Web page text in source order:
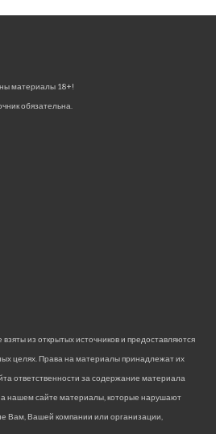
материалы 18+!
обязательна.
из открытых источников и предоставляются
целях. Права на материалы принадлежат их
ответственности за содержание материала
нашем сайте материалы, которые нарушают
Вам, Вашей компании или организации,